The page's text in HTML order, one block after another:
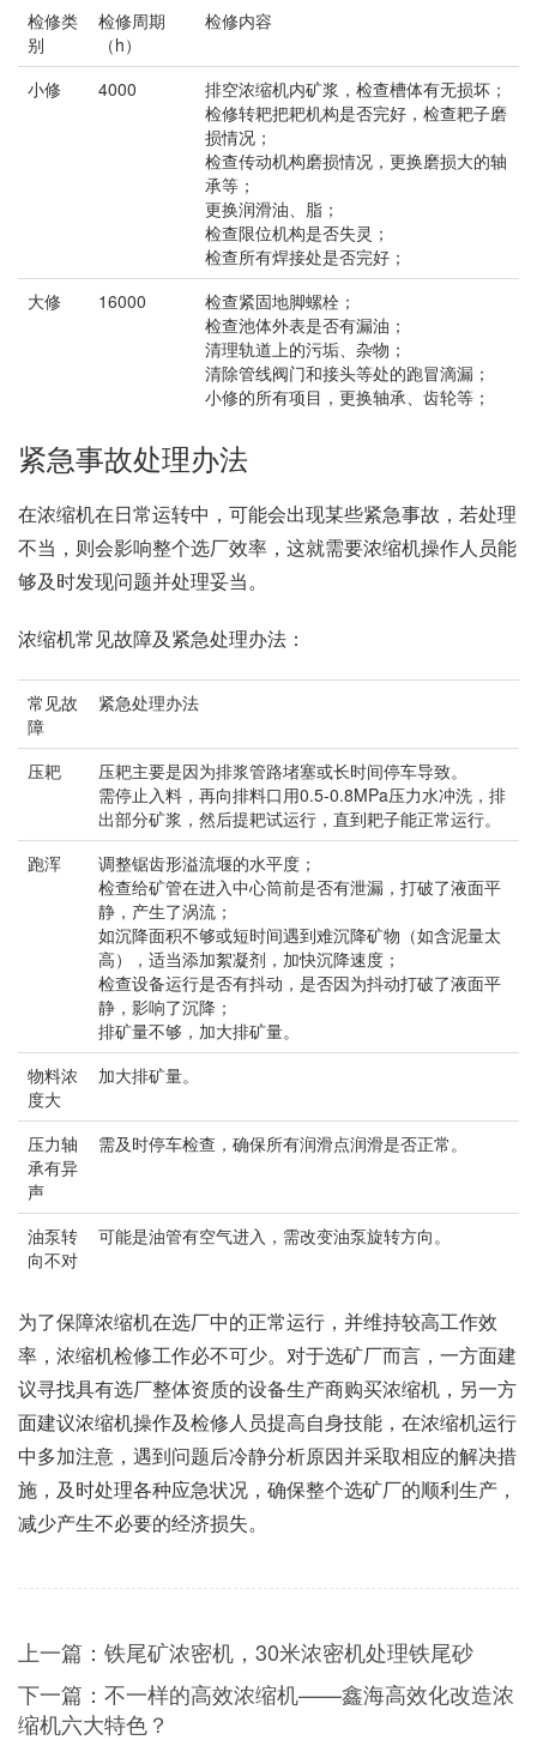
检修类
别
检修周期
（h）
检修内容
小修 4000
排空浓缩机内矿浆，检查槽体有无损坏；
检修转耙把耙机构是否完好，检查耙子磨
损情况；
检查传动机构磨损情况，更换磨损大的轴
承等；
更换润滑油、脂；
检查限位机构是否失灵；
检查所有焊接处是否完好；
大修
16000
检查紧固地脚螺栓；
检查池体外表是否有漏油；
清理轨道上的污垢、杂物；
清除管线阀门和接头等处的跑冒滴漏；
小修的所有项目，更换轴承、齿轮等；
紧急事故处理办法
在浓缩机在日常运转中，可能会出现某些紧急事故，若处理
不当，则会影响整个选厂效率，这就需要浓缩机操作人员能
够及时发现问题并处理妥当。
浓缩机常见故障及紧急处理办法：
常见故
障
紧急处理办法
压耙
压耙主要是因为排浆管路堵塞或长时间停车导致。
需停止入料，再向排料口用0.5-0.8MPa压力水冲洗，排
出部分矿浆，然后提耙试运行，直到耙子能正常运行。
跑浑
调整锯齿形溢流堰的水平度；
检查给矿管在进入中心筒前是否有泄漏，打破了液面平
静，产生了涡流；
如沉降面积不够或短时间遇到难沉降矿物（如含泥量太
高），适当添加絮凝剂，加快沉降速度；
检查设备运行是否有抖动，是否因为抖动打破了液面平
静，影响了沉降；
排矿量不够，加大排矿量。
物料浓
度大
加大排矿量。
压力轴
承有异
声
需及时停车检查，确保所有润滑点润滑是否正常。
油泵转
向不对
可能是油管有空气进入，需改变油泵旋转方向。
为了保障浓缩机在选厂中的正常运行，并维持较高工作效
率，浓缩机检修工作必不可少。对于选矿厂而言，一方面建
议寻找具有选厂整体资质的设备生产商购买浓缩机，另一方
面建议浓缩机操作及检修人员提高自身技能，在浓缩机运行
中多加注意，遇到问题后冷静分析原因并采取相应的解决措
施，及时处理各种应急状况，确保整个选矿厂的顺利生产，
减少产生不必要的经济损失。
上一篇： 铁尾矿浓密机，30米浓密机处理铁尾砂
下一篇： 不一样的高效浓缩机——鑫海高效化改造浓
缩机六大特色？